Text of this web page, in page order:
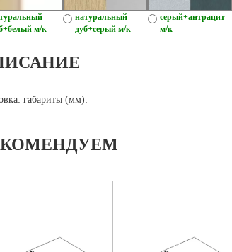
м/к
натуральный
дуб+серый м/к
серый+антрацит
м/к
габариты (мм):